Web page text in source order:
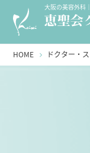
大阪の美容外科
HOME ドクター・